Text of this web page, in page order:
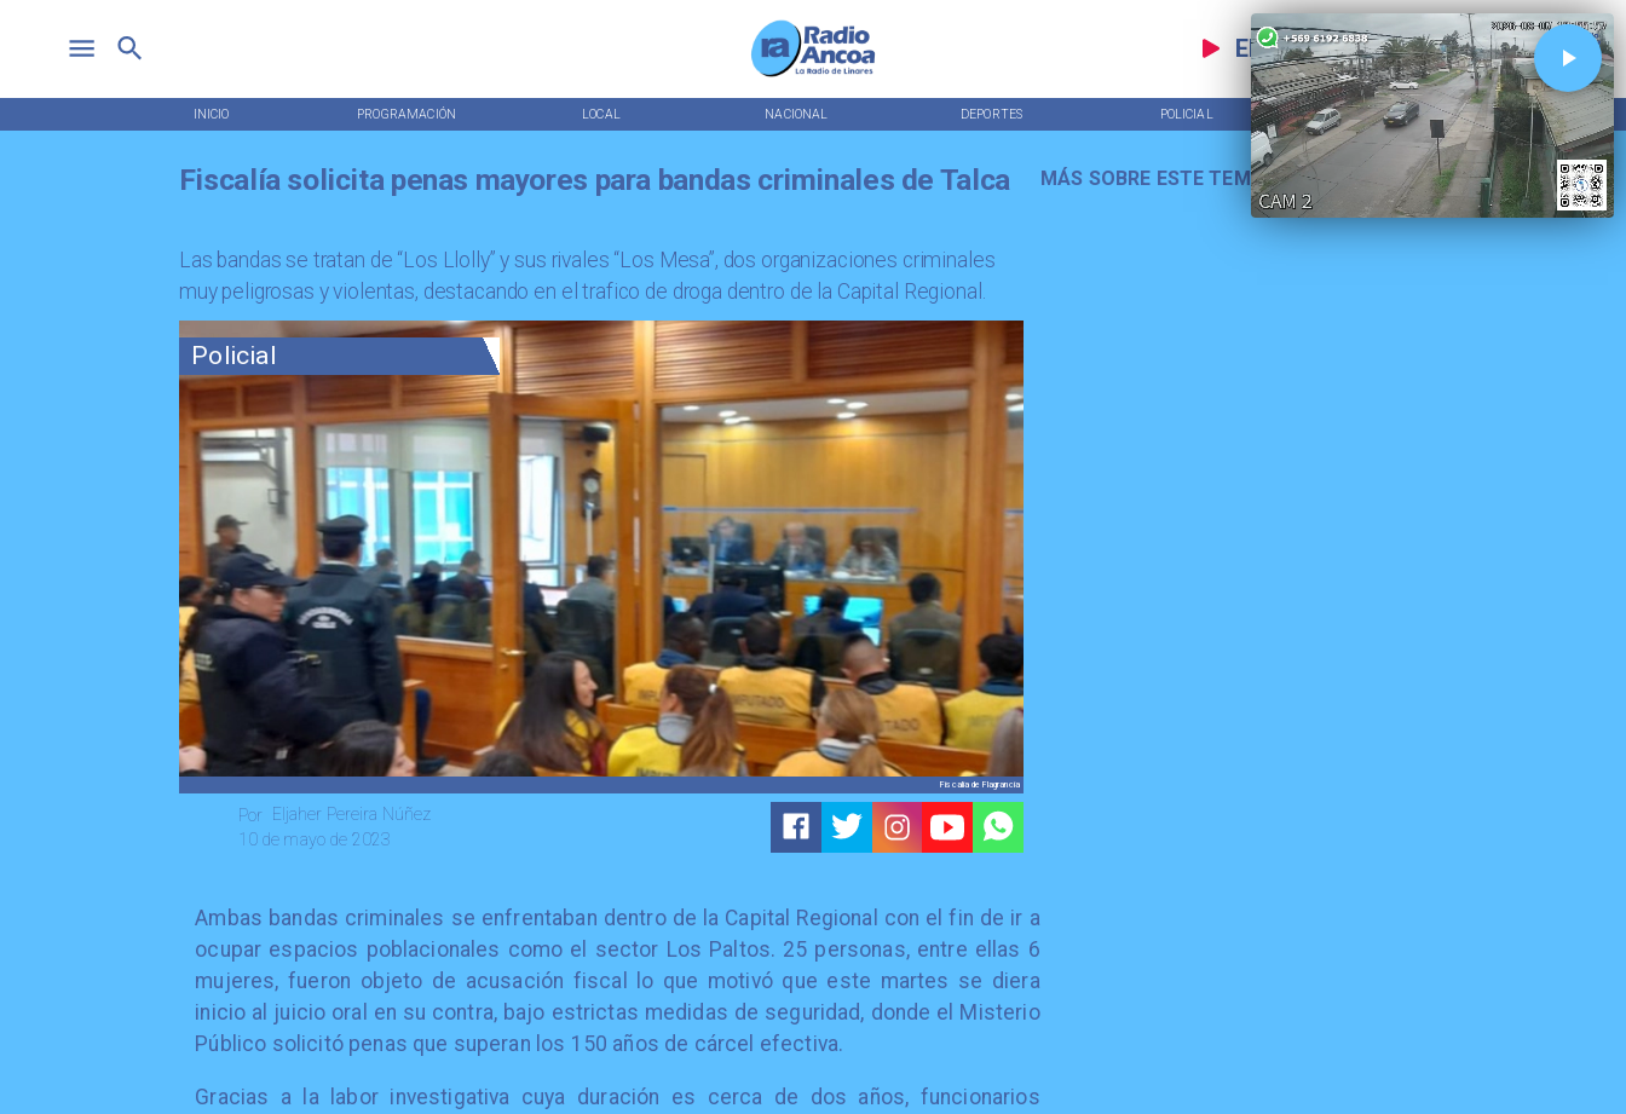
EN VIVO
INICIO PROGRAMACIÓN LOCAL NACIONAL DEPORTES POLICIAL TENDENCIAS
Policial
Eljaher Pereira Núñez
Por
10 de mayo de 2023
Fiscalía de Flagrancia
MÁS SOBRE ESTE TEMA
Fiscalía solicita penas mayores para bandas criminales de Talca
​Las bandas se tratan de “Los Llolly” y sus rivales “Los Mesa”, dos organizaciones criminales
muy peligrosas y violentas, destacando en el trafico de droga dentro de la Capital Regional.
Ambas bandas criminales se enfrentaban dentro de la Capital Regional con el fin de ir a
ocupar espacios poblacionales como el sector Los Paltos. 25 personas, entre ellas 6
mujeres, fueron objeto de acusación fiscal lo que motivó que este martes se diera
inicio al juicio oral en su contra, bajo estrictas medidas de seguridad, donde el Misterio
Público solicitó penas que superan los 150 años de cárcel efectiva.
Gracias a la labor investigativa cuya duración es cerca de dos años, funcionarios